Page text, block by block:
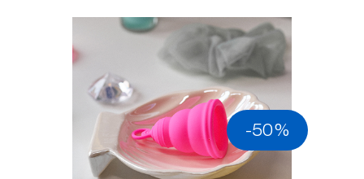
-50%